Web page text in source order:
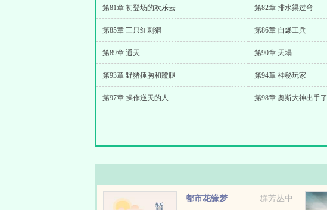
第81章 初登场的欢乐云 第82章 排水渠过弯
第85章 三只红刺猬 第86章 自爆工兵
第89章 通天 第90章 天塌
第93章 野猪捶胸和蹬腿 第94章 神秘玩家
第97章 操作逆天的人 第98章 奥斯大神出手了
群芳丛中
都市花缘梦